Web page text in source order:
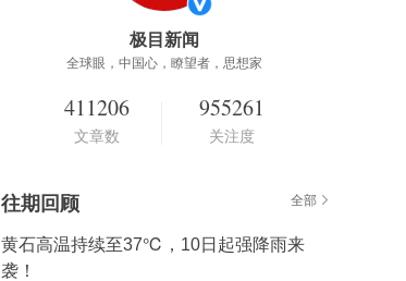
极目新闻
全球眼，中国心，瞭望者，思想家
411206
文章数
955261
关注度
往期回顾 全部
黄石高温持续至37℃，10日起强降雨来
袭！